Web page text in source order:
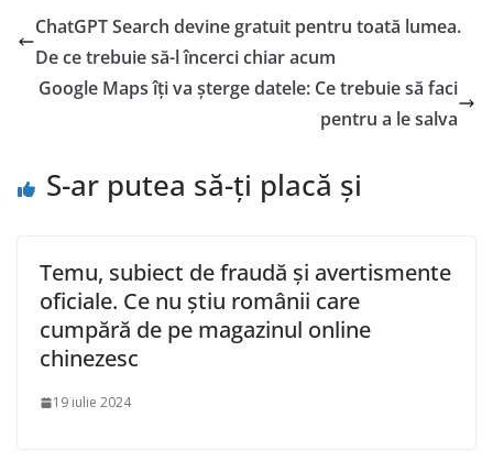
ChatGPT Search devine gratuit pentru toată lumea.
De ce trebuie să-l încerci chiar acum
Google Maps îți va șterge datele: Ce trebuie să faci
pentru a le salva
S-ar putea să-ți placă și
Temu, subiect de fraudă și avertismente
oficiale. Ce nu știu românii care
cumpără de pe magazinul online
chinezesc
19 iulie 2024